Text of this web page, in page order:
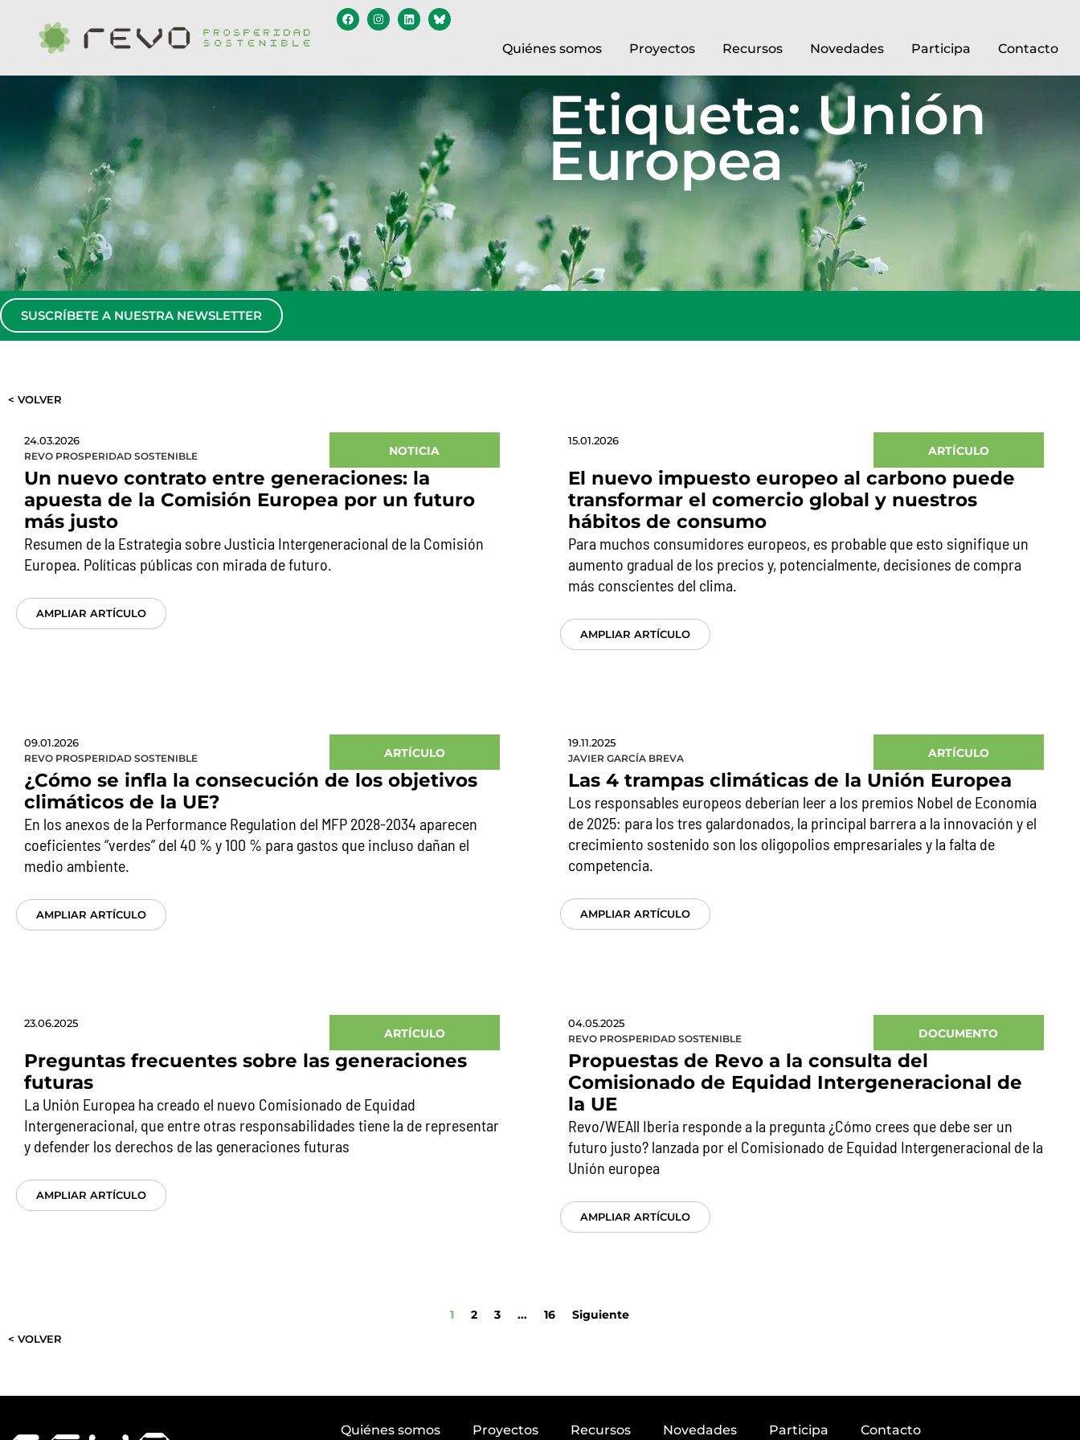
Quiénes somos Proyectos Recursos Novedades Participa Contacto
Etiqueta: Unión
Europea
SUSCRÍBETE A NUESTRA NEWSLETTER
< VOLVER
24.03.2026
REVO PROSPERIDAD SOSTENIBLE NOTICIA
Un nuevo contrato entre generaciones: la
apuesta de la Comisión Europea por un futuro
más justo
Resumen de la Estrategia sobre Justicia Intergeneracional de la Comisión
Europea. Políticas públicas con mirada de futuro.
AMPLIAR ARTÍCULO
15.01.2026
ARTÍCULO
El nuevo impuesto europeo al carbono puede
transformar el comercio global y nuestros
hábitos de consumo
Para muchos consumidores europeos, es probable que esto signifique un
aumento gradual de los precios y, potencialmente, decisiones de compra
más conscientes del clima.
AMPLIAR ARTÍCULO
09.01.2026
REVO PROSPERIDAD SOSTENIBLE ARTÍCULO
¿Cómo se infla la consecución de los objetivos
climáticos de la UE?
En los anexos de la Performance Regulation del MFP 2028-2034 aparecen
coeficientes “verdes” del 40 % y 100 % para gastos que incluso dañan el
medio ambiente.
AMPLIAR ARTÍCULO
19.11.2025
JAVIER GARCÍA BREVA ARTÍCULO
Las 4 trampas climáticas de la Unión Europea
Los responsables europeos deberían leer a los premios Nobel de Economía
de 2025: para los tres galardonados, la principal barrera a la innovación y el
crecimiento sostenido son los oligopolios empresariales y la falta de
competencia.
AMPLIAR ARTÍCULO
23.06.2025
ARTÍCULO
Preguntas frecuentes sobre las generaciones
futuras
La Unión Europea ha creado el nuevo Comisionado de Equidad
Intergeneracional, que entre otras responsabilidades tiene la de representar
y defender los derechos de las generaciones futuras
AMPLIAR ARTÍCULO
04.05.2025
REVO PROSPERIDAD SOSTENIBLE DOCUMENTO
Propuestas de Revo a la consulta del
Comisionado de Equidad Intergeneracional de
la UE
Revo/WEAll Iberia responde a la pregunta ¿Cómo crees que debe ser un
futuro justo? lanzada por el Comisionado de Equidad Intergeneracional de la
Unión europea
AMPLIAR ARTÍCULO
1 2 3 ... 16 Siguiente
< VOLVER
Quiénes somos Proyectos Recursos Novedades Participa Contacto